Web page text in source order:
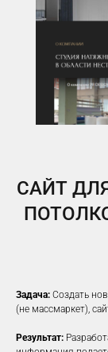
САЙТ
Задача: Создать
(не массмаркет),
Результат: